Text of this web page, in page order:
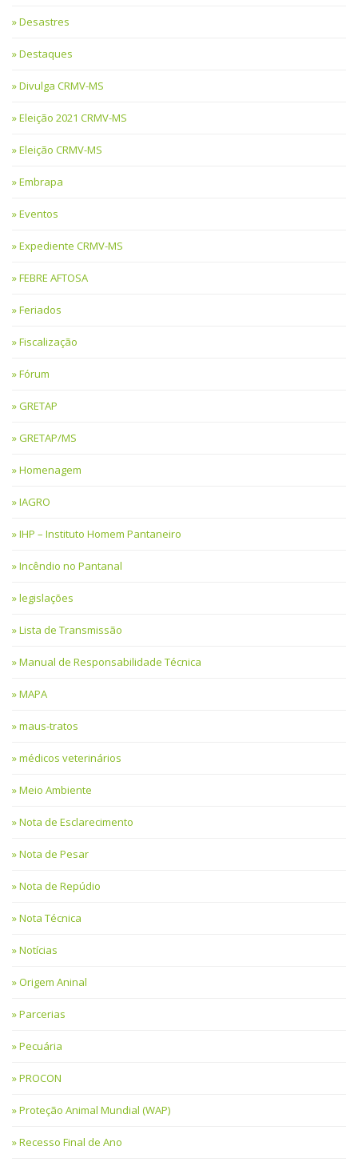
Desastres
Destaques
Divulga CRMV-MS
Eleição 2021 CRMV-MS
Eleição CRMV-MS
Embrapa
Eventos
Expediente CRMV-MS
FEBRE AFTOSA
Feriados
Fiscalização
Fórum
GRETAP
GRETAP/MS
Homenagem
IAGRO
IHP – Instituto Homem Pantaneiro
Incêndio no Pantanal
legislações
Lista de Transmissão
Manual de Responsabilidade Técnica
MAPA
maus-tratos
médicos veterinários
Meio Ambiente
Nota de Esclarecimento
Nota de Pesar
Nota de Repúdio
Nota Técnica
Notícias
Origem Aninal
Parcerias
Pecuária
PROCON
Proteção Animal Mundial (WAP)
Recesso Final de Ano